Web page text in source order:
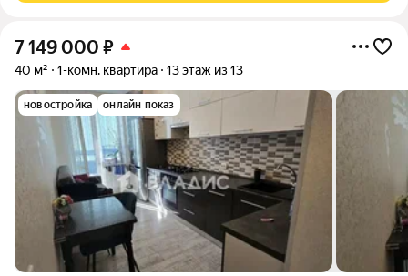
7 149 000 ₽
40 м² 1-комн. квартира 13 этаж из 13
новостройка онлайн показ